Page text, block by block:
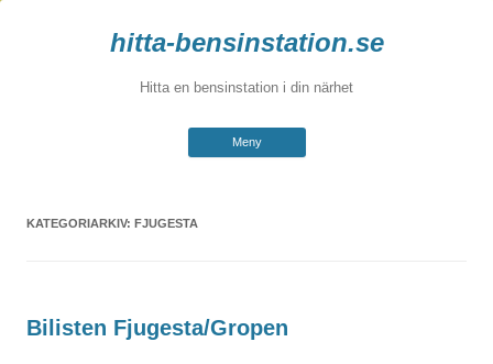
hitta-bensinstation.se
Hitta en bensinstation i din närhet
Meny
Hoppa
till
KATEGORIARKIV: FJUGESTA
Bilisten Fjugesta/Gropen